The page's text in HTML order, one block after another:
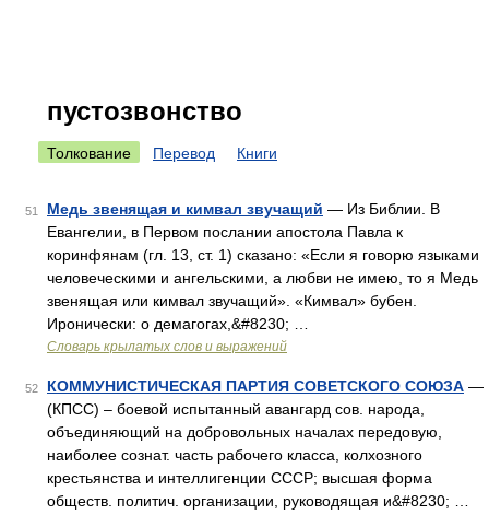
пустозвонство
Толкование Перевод Книги
51 Медь звенящая и кимвал звучащий — Из Библии. В
Евангелии, в Первом послании апостола Павла к
коринфянам (гл. 13, ст. 1) сказано: «Если я говорю языками
человеческими и ангельскими, а любви не имею, то я Медь
звенящая или кимвал звучащий». «Кимвал» бубен.
Иронически: о демагогах,&#8230; …
Словарь крылатых слов и выражений
52 КОММУНИСТИЧЕСКАЯ ПАРТИЯ СОВЕТСКОГО СОЮЗА —
(КПСС) – боевой испытанный авангард сов. народа,
объединяющий на добровольных началах передовую,
наиболее сознат. часть рабочего класса, колхозного
крестьянства и интеллигенции СССР; высшая форма
обществ. политич. организации, руководящая и&#8230; …